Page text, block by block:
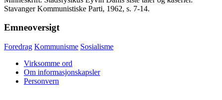
Stavanger Kommunistiske Parti, 1962, s. 7-14.
Emneoversigt
Foredrag Kommunisme Sosialisme
Virksomme ord
Om informasjonskapsler
Personvern